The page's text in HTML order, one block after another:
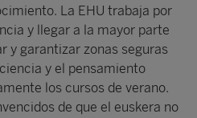
La EHU trabaja por
y llegar a la mayor parte
y garantizar zonas seguras
y el pensamiento
los cursos de verano.
de que el euskera no